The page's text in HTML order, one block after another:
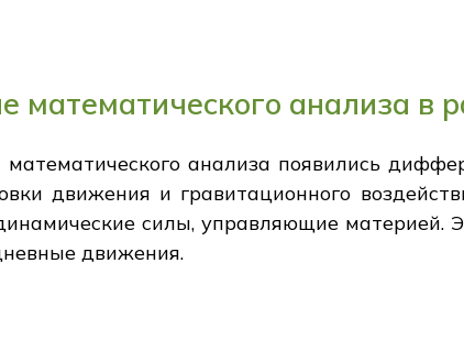
математического анализа в
анализа появились
движения и гравитационного
силы, управляющие материей.
движения.